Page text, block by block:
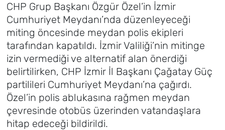
CHP Grup Başkanı Özgür Özel’in İzmir
Cumhuriyet Meydanı’nda düzenleyeceği
miting öncesinde meydan polis ekipleri
tarafından kapatıldı. İzmir Valiliği’nin mitinge
izin vermediği ve alternatif alan önerdiği
belirtilirken, CHP İzmir İl Başkanı Çağatay Güç
partilileri Cumhuriyet Meydanı’na çağırdı.
Özel’in polis ablukasına rağmen meydan
çevresinde otobüs üzerinden vatandaşlara
hitap edeceği bildirildi.
Foto Galeri
Künye
İletişim